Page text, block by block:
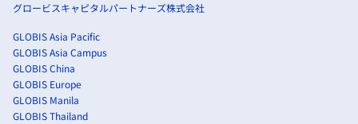
グロービスキャピタルパートナーズ株式会社
GLOBIS Asia Pacific
GLOBIS Asia Campus
GLOBIS China
GLOBIS Europe
GLOBIS Manila
GLOBIS Thailand